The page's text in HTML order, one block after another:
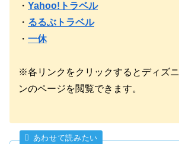
・ Yahoo!トラベル
・ るるぶトラベル
・ 一休
※各リンクをクリックするとディズ
ンのページを閲覧できます。